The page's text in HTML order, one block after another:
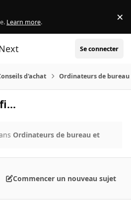
Learn more. ×
Se connecter
d'achat Ordinateurs de bureau
Ordinateurs de bureau et
Commencer un nouveau sujet